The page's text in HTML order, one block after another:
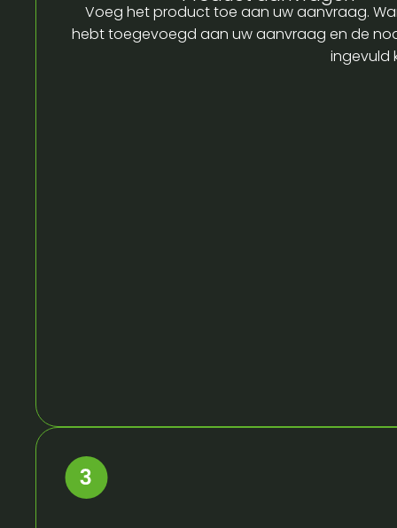
Voeg het product toe aan uw aanvraag.
hebt toegevoegd aan uw aanvraag en de
ingevuld